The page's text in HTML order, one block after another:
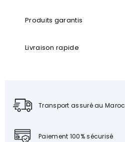
Produits garantis
Livraison rapide
Transport assuré au Maroc
Paiement 100% sécurisé